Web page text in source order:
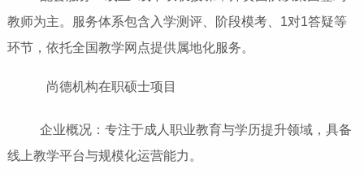
教师为主。服务体系包含入学测评、阶段模考、1对1答疑等
环节，依托全国教学网点提供属地化服务。
尚德机构在职硕士项目
企业概况：专注于成人职业教育与学历提升领域，具备
线上教学平台与规模化运营能力。